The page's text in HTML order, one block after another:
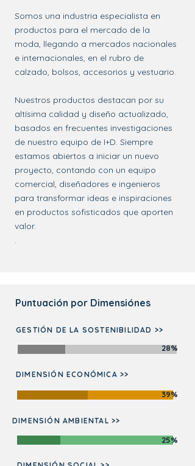
Somos una industria especialista en
productos para el mercado de la
moda, llegando a mercados nacionales
e internacionales, en el rubro de
calzado, bolsos, accesorios y vestuario.
Nuestros productos destacan por su
altísima calidad y diseño actualizado,
basados en frecuentes investigaciones
de nuestro equipo de I+D. Siempre
estamos abiertos a iniciar un nuevo
proyecto, contando con un equipo
comercial, diseñadores e ingenieros
para transformar ideas e inspiraciones
en productos sofisticados que aporten
valor.
.
Puntuación por Dimensiónes
GESTIÓN DE LA SOSTENIBILIDAD >>
28%
DIMENSIÓN ECONÓMICA >>
39%
DIMENSIÓN AMBIENTAL >>
25%